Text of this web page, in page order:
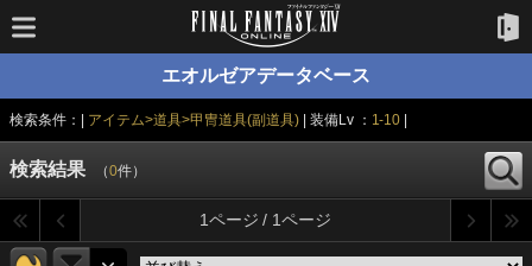
エオルゼアデータベース
検索条件：| アイテム>道具>甲冑道具(副道具) | 装備Lv ： 1-10
検索結果 （0件）
1ページ / 1ページ